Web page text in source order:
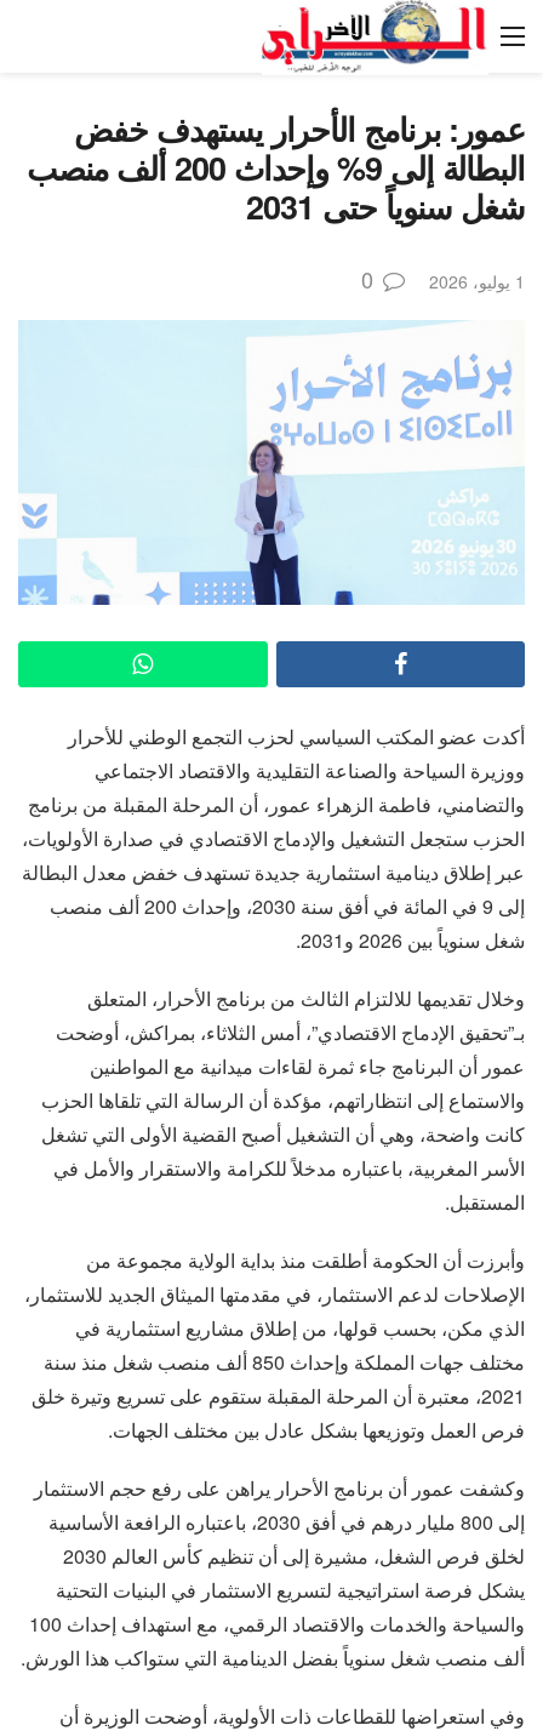
عمور: برنامج الأحرار يستهدف خفض
البطالة إلى 9% وإحداث 200 ألف منصب
شغل سنوياً حتى 2031
1 يوليو، 2026 0
أكدت عضو المكتب السياسي لحزب التجمع الوطني للأحرار
ووزيرة السياحة والصناعة التقليدية والاقتصاد الاجتماعي
والتضامني، فاطمة الزهراء عمور، أن المرحلة المقبلة من برنامج
الحزب ستجعل التشغيل والإدماج الاقتصادي في صدارة الأولويات،
عبر إطلاق دينامية استثمارية جديدة تستهدف خفض معدل البطالة
إلى 9 في المائة في أفق سنة 2030، وإحداث 200 ألف منصب
شغل سنوياً بين 2026 و2031.
وخلال تقديمها للالتزام الثالث من برنامج الأحرار، المتعلق
بـ”تحقيق الإدماج الاقتصادي”، أمس الثلاثاء، بمراكش، أوضحت
عمور أن البرنامج جاء ثمرة لقاءات ميدانية مع المواطنين
والاستماع إلى انتظاراتهم، مؤكدة أن الرسالة التي تلقاها الحزب
كانت واضحة، وهي أن التشغيل أصبح القضية الأولى التي تشغل
الأسر المغربية، باعتباره مدخلاً للكرامة والاستقرار والأمل في
المستقبل.
وأبرزت أن الحكومة أطلقت منذ بداية الولاية مجموعة من
الإصلاحات لدعم الاستثمار، في مقدمتها الميثاق الجديد للاستثمار،
الذي مكن، بحسب قولها، من إطلاق مشاريع استثمارية في
مختلف جهات المملكة وإحداث 850 ألف منصب شغل منذ سنة
2021، معتبرة أن المرحلة المقبلة ستقوم على تسريع وتيرة خلق
فرص العمل وتوزيعها بشكل عادل بين مختلف الجهات.
وكشفت عمور أن برنامج الأحرار يراهن على رفع حجم الاستثمار
إلى 800 مليار درهم في أفق 2030، باعتباره الرافعة الأساسية
لخلق فرص الشغل، مشيرة إلى أن تنظيم كأس العالم 2030
يشكل فرصة استراتيجية لتسريع الاستثمار في البنيات التحتية
والسياحة والخدمات والاقتصاد الرقمي، مع استهداف إحداث 100
ألف منصب شغل سنوياً بفضل الدينامية التي ستواكب هذا الورش.
وفي استعراضها للقطاعات ذات الأولوية، أوضحت الوزيرة أن